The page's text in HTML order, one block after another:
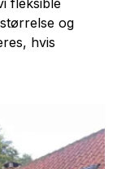
fleksible
og
hvis